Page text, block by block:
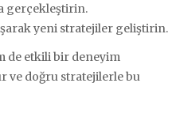
gerçekleştirin.
yeni stratejiler geliştirin.
de etkili bir deneyim
ve doğru stratejilerle bu